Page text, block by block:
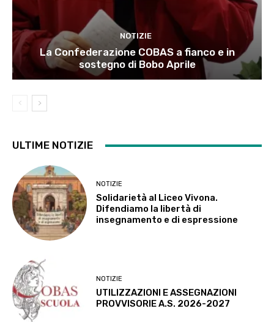
NOTIZIE
La Confederazione COBAS a fianco e in
sostegno di Bobo Aprile
ULTIME NOTIZIE
NOTIZIE
Solidarietà al Liceo Vivona.
Difendiamo la libertà di
insegnamento e di espressione
NOTIZIE
UTILIZZAZIONI E ASSEGNAZIONI
PROVVISORIE A.S. 2026-2027